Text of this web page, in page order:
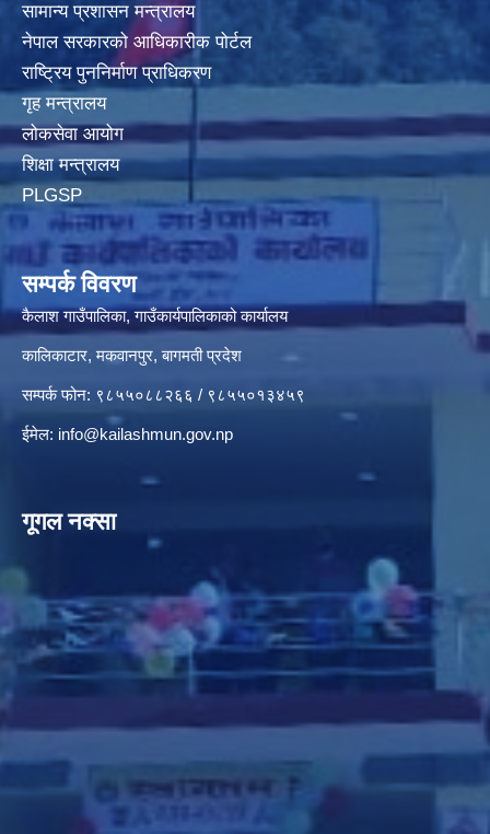
सामान्य प्रशासन मन्त्रालय
नेपाल सरकारको आधिकारीक पोर्टल
राष्ट्रिय पुननिर्माण प्राधिकरण
गृह मन्त्रालय
लोकसेवा आयोग
शिक्षा मन्त्रालय
PLGSP
सम्पर्क विवरण
कैलाश गाउँपालिका, गाउँकार्यपालिकाको कार्यालय
कालिकाटार, मकवानपुर, बागमती प्रदेश
सम्पर्क फोन: ९८५५०८८२६६ / ९८५५०१३४५९
ईमेल: info@kailashmun.gov.np
गूगल नक्सा